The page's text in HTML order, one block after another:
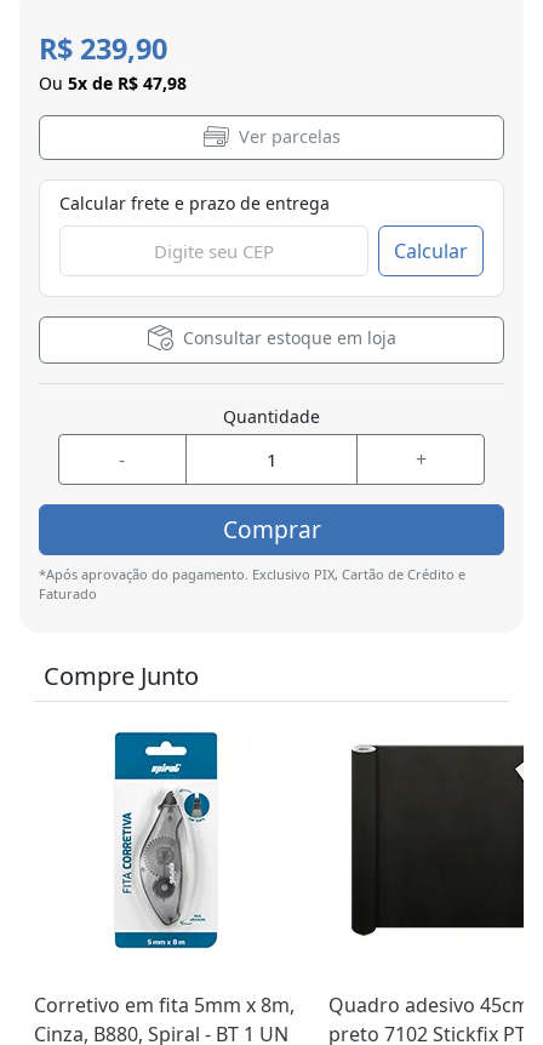
R$ 239,90
Ou 5x de R$ 47,98
Ver parcelas
Calcular frete e prazo de entrega
Calcular
Consultar estoque em loja
Quantidade
- +
Comprar
*Após aprovação do pagamento. Exclusivo PIX, Cartão de Crédito e
Faturado
Compre Junto
Corretivo em fita 5mm x 8m,
Cinza, B880, Spiral - BT 1 UN
Quadro adesivo
preto 7102 Stickfix PT 1